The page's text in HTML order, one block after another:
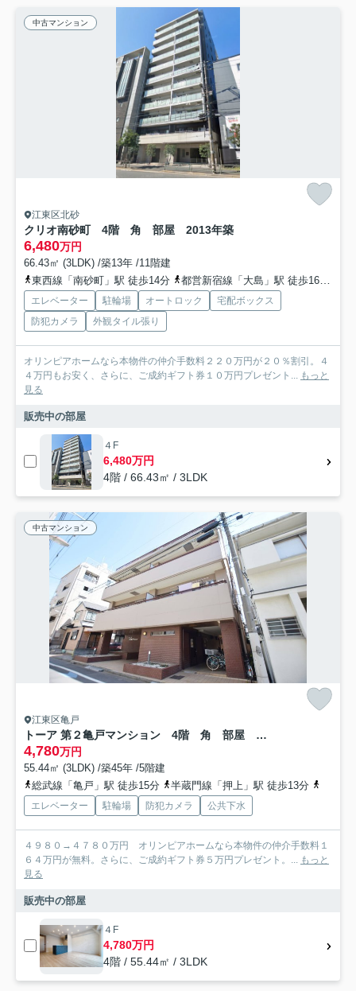
中古マンション
江東区北砂
クリオ南砂町 4階 角 部屋 2013年築
6,480万円
66.43㎡ (3LDK) /築13年 /11階建
東西線「南砂町」駅 徒歩14分
都営新宿線「大島」駅 徒歩16分
エレベーター 駐輪場 オートロック
宅配ボックス
防犯カメラ
外観タイル張り
オリンピアホームなら本物件の仲介手数料２２０万円が２０％割引。４
４万円もお安く、さらに、ご成約ギフト券１０万円プレゼント...
もっと
見る
販売中の部屋
４F
6,480万円
4階 / 66.43㎡ / 3LDK
中古マンション
江東区亀戸
トーア 第２亀戸マンション 4階 角 部屋 リ ノベーション
4,780万円
55.44㎡ (3LDK) /築45年 /5階建
総武線「亀戸」駅 徒歩15分
半蔵門線「押上」駅 徒歩13分
エレベーター 駐輪場 防犯カメラ 公共下水
４９８０→４７８０万円 オリンピアホームなら本物件の仲介手数料１
６４万円が無料。さらに、ご成約ギフト券５万円プレゼント。...
もっと
見る
販売中の部屋
４F
4,780万円
4階 / 55.44㎡ / 3LDK